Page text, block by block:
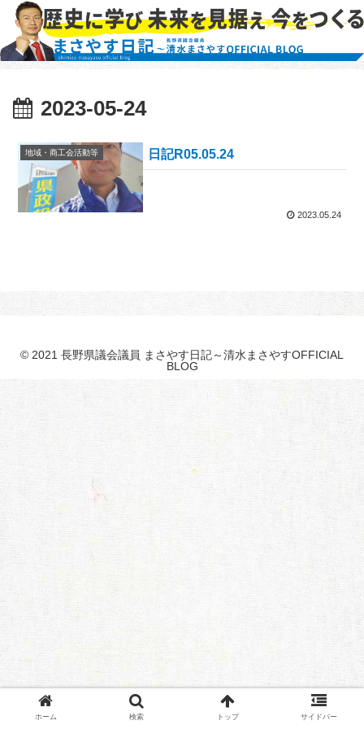
2023-05-24
地域・商工会活動等 日記R05.05.24
2023.05.24
© 2021 長野県議会議員 まさやす日記～清水まさやすOFFICIAL
BLOG
ホーム 検索 トップ サイドバー